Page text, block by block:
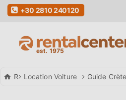
+30 2810 240120
Rental Center Crete
Location Voiture Guide Crète